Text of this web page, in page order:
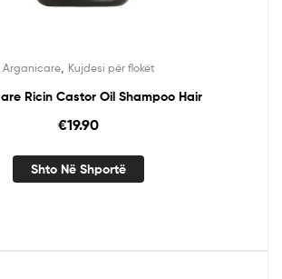
Arganicare, Kujdesi për flokët
Ricin Castor Oil Shampoo Hair
€19.90
Shto Në Shportë